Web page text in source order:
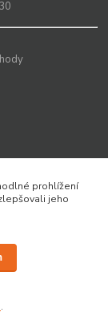
prohlížení
jeho
.